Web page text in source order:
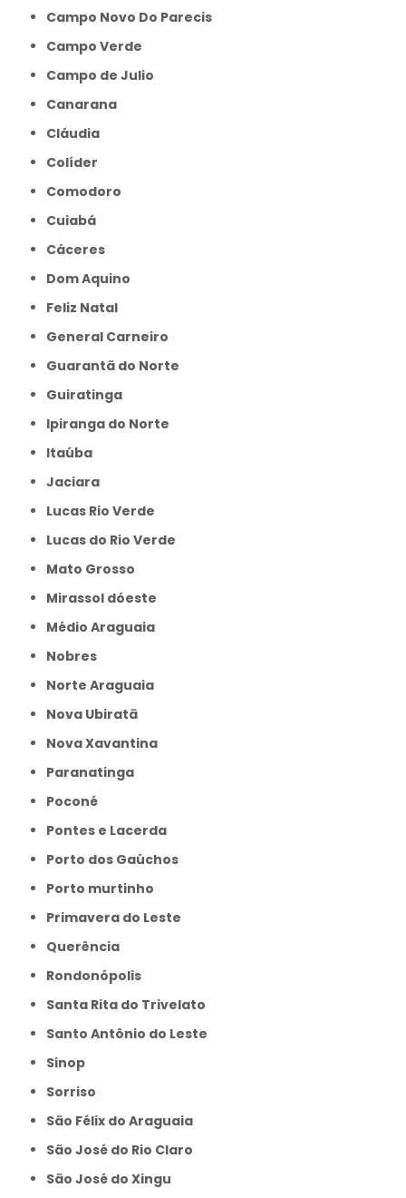
Campo Novo Do Parecis
Campo Verde
Campo de Julio
Canarana
Cláudia
Colíder
Comodoro
Cuiabá
Cáceres
Dom Aquino
Feliz Natal
General Carneiro
Guarantã do Norte
Guiratinga
Ipiranga do Norte
Itaúba
Jaciara
Lucas Rio Verde
Lucas do Rio Verde
Mato Grosso
Mirassol dóeste
Médio Araguaia
Nobres
Norte Araguaia
Nova Ubiratã
Nova Xavantina
Paranatinga
Poconé
Pontes e Lacerda
Porto dos Gaúchos
Porto murtinho
Primavera do Leste
Querência
Rondonópolis
Santa Rita do Trivelato
Santo Antônio do Leste
Sinop
Sorriso
São Félix do Araguaia
São José do Rio Claro
São José do Xingu